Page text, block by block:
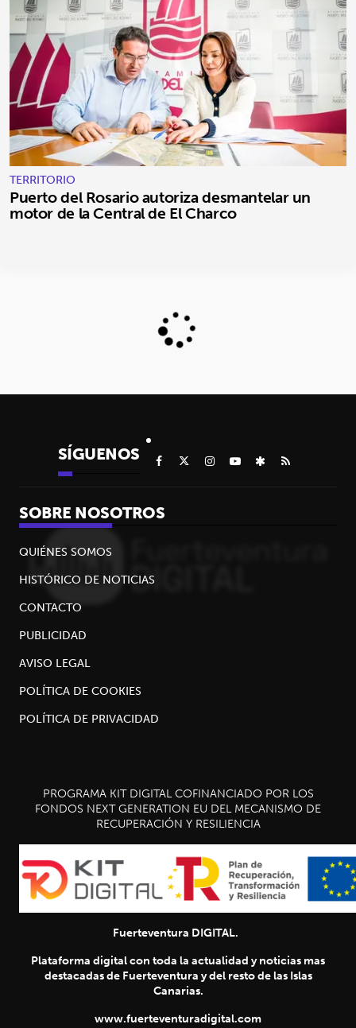
TERRITORIO
Puerto del Rosario autoriza desmantelar un
motor de la Central de El Charco
SÍGUENOS
SOBRE NOSOTROS
QUIÉNES SOMOS
HISTÓRICO DE NOTICIAS
CONTACTO
PUBLICIDAD
AVISO LEGAL
POLÍTICA DE COOKIES
POLÍTICA DE PRIVACIDAD
PROGRAMA KIT DIGITAL COFINANCIADO POR LOS
FONDOS NEXT GENERATION EU DEL MECANISMO DE
RECUPERACIÓN Y RESILIENCIA
Fuerteventura DIGITAL.
Plataforma digital con toda la actualidad y noticias mas
destacadas de Fuerteventura y del resto de las Islas
Canarias.
www.fuerteventuradigital.com